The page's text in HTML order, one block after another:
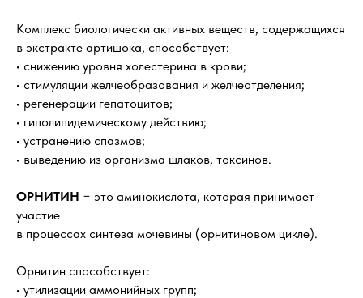
Комплекс биологически активных веществ, содержащихся
в экстракте артишока, способствует:
• снижению уровня холестерина в крови;
• стимуляции желчеобразования и желчеотделения;
• регенерации гепатоцитов;
• гиполипидемическому действию;
• устранению спазмов;
• выведению из организма шлаков, токсинов.
ОРНИТИН − это аминокислота, которая принимает
участие
в процессах синтеза мочевины (орнитиновом цикле).
Орнитин способствует:
• утилизации аммонийных групп;